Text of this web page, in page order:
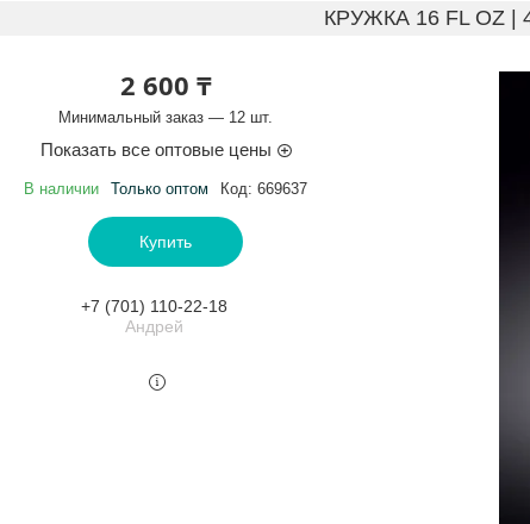
КРУЖКА 16 FL OZ |
2 600 ₸
Минимальный заказ — 12 шт.
Показать все оптовые цены
В наличии Только оптом Код: 669637
Купить
+7 (701) 110-22-18
Андрей